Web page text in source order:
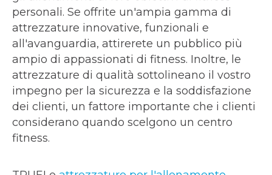
personali. Se offrite un'ampia gamma di
attrezzature innovative, funzionali e
all'avanguardia, attirerete un pubblico più
ampio di appassionati di fitness. Inoltre, le
attrezzature di qualità sottolineano il vostro
impegno per la sicurezza e la soddisfazione
dei clienti, un fattore importante che i clienti
considerano quando scelgono un centro
fitness.